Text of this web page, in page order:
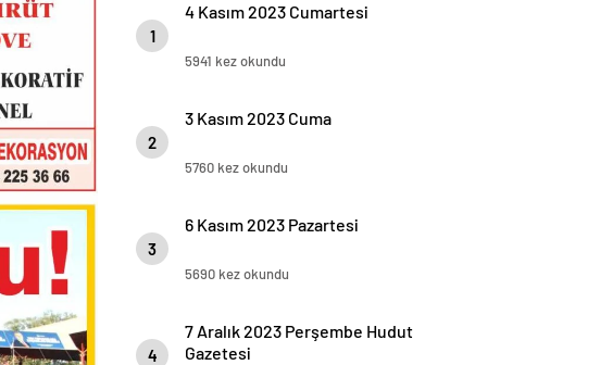
1
4 Kasım 2023 Cumartesi
5941 kez okundu
2
3 Kasım 2023 Cuma
5760 kez okundu
3
6 Kasım 2023 Pazartesi
5690 kez okundu
4
7 Aralık 2023 Perşembe Hudut
Gazetesi